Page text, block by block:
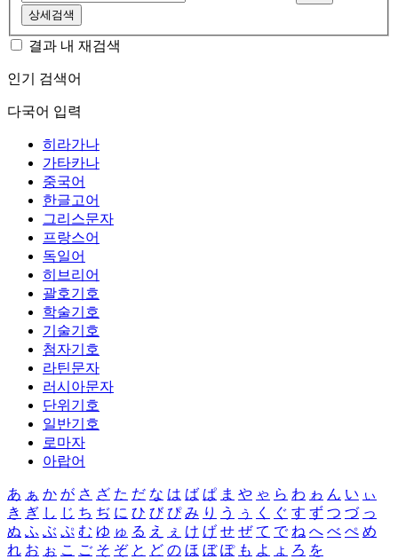
상세검색
결과 내 재검색
인기 검색어
다국어 입력
히라가나
가타카나
중국어
한글고어
그리스문자
프랑스어
독일어
히브리어
괄호기호
학술기호
기술기호
첨자기호
라틴문자
러시아문자
단위기호
일반기호
로마자
아랍어
あ ぁ か が さ ざ た だ な は ば ぱ ま や ゃ ら わ ゎ ん い ぃ
き ぎ し じ ち ぢ に ひ び ぴ み り う ぅ く ぐ す ず つ づ っ
ぬ ふ ぶ ぷ む ゆ ゅ る え ぇ け げ せ ぜ て で ね へ べ ぺ め
れ お ぉ こ ご そ ぞ と ど の ほ ぼ ぽ も よ ょ ろ を